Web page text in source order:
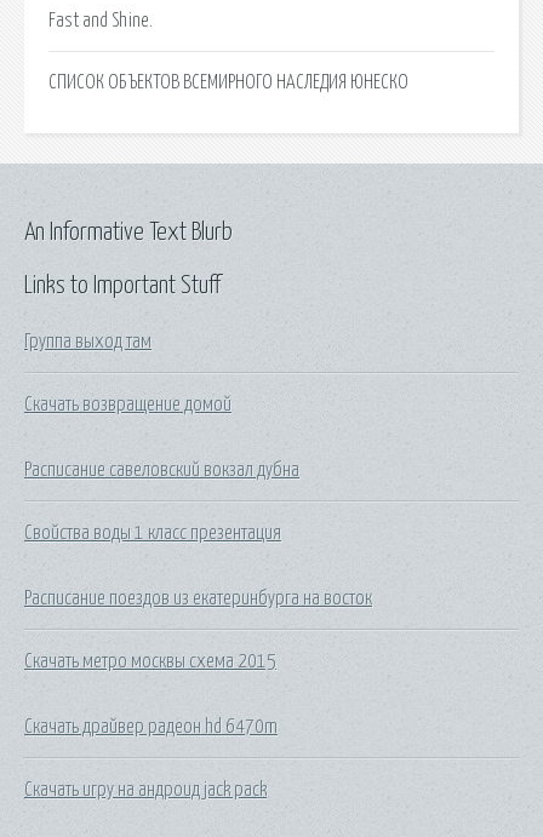
Fast and Shine.
СПИСОК ОБЪЕКТОВ ВСЕМИРНОГО НАСЛЕДИЯ ЮНЕСКО
Links to Important Stuff
Группа выход там
Скачать возвращение домой
Расписание савеловский вокзал дубна
Свойства воды 1 класс презентация
Расписание поездов из екатеринбурга на восток
Скачать метро москвы схема 2015
Скачать драйвер радеон hd 6470m
Скачать игру на андроид jack pack
An Informative Text Blurb